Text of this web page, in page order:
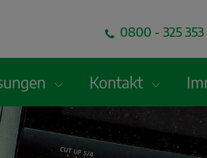
0800 - 325
Kontakt